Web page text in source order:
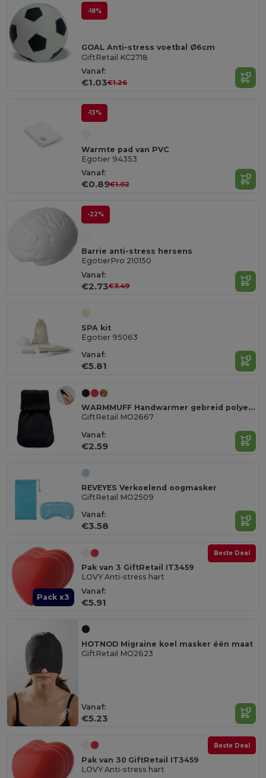
-18%
GOAL Anti-stress voetbal Ø6cm
GiftRetail KC2718
Vanaf:
€1.03€1.26
-13%
Warmte pad van PVC
Egotier 94353
Vanaf:
€0.89€1.02
-22%
Barrie anti-stress hersens
EgotierPro 210150
Vanaf:
€2.73€3.49
SPA kit
Egotier 95063
Vanaf:
€5.81
WARMMUFF Handwarmer gebreid polyester
GiftRetail MO2667
Vanaf:
€2.59
REVEYES Verkoelend oogmasker
GiftRetail MO2509
Vanaf:
€3.58
Pack x3
Beste Deal
Pak van 3 GiftRetail IT3459
LOVY Anti-stress hart
Vanaf:
€5.91
HOTNOD Migraine koel masker één maat
GiftRetail MO2623
Vanaf:
€5.23
Beste Deal
Pak van 30 GiftRetail IT3459
LOVY Anti-stress hart